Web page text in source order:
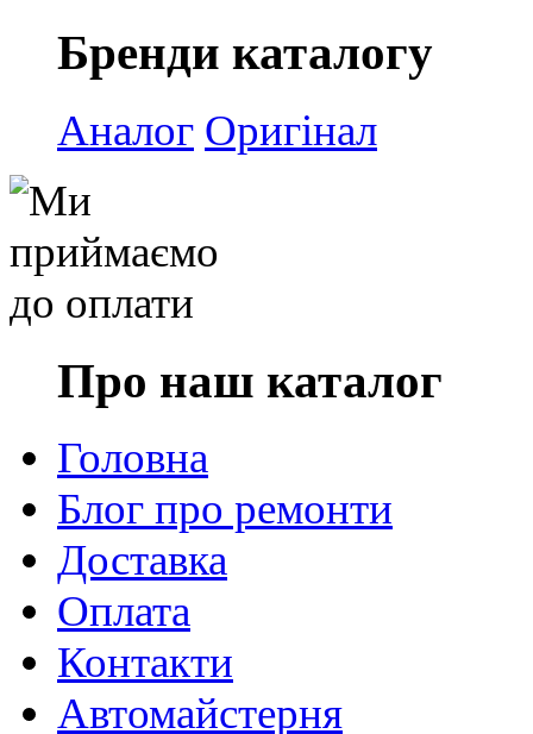
Бренди каталогу
Аналог Оригінал
Про наш каталог
Головна
Блог про ремонти
Доставка
Оплата
Контакти
Автомайстерня